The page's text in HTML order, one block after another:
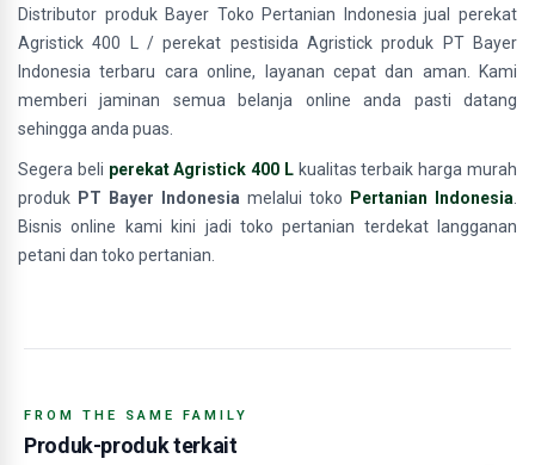
Distributor produk Bayer Toko Pertanian Indonesia jual perekat
Agristick 400 L / perekat pestisida Agristick produk PT Bayer
Indonesia terbaru cara online, layanan cepat dan aman. Kami
memberi jaminan semua belanja online anda pasti datang
sehingga anda puas.
Segera beli perekat Agristick 400 Lkualitas terbaik harga murah
produk PT Bayer Indonesia melalui toko Pertanian Indonesia
Bisnis online kami kini jadi toko pertanian terdekat langganan
petani dan toko pertanian.
FROM THE SAME FAMILY
Produk-produk terkait